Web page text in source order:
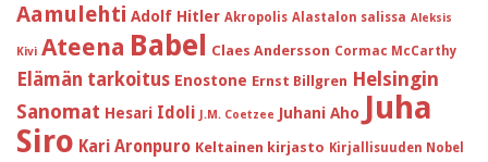
Aamulehti Adolf Hitler Akropolis Alastalon salissa Aleksis
Kivi Ateena Babel Claes Andersson Cormac McCarthy
Elämän tarkoitus Enostone Ernst Billgren Helsingin
Sanomat Hesari Idoli J.M. Coetzee Juhani Aho Juha
Siro Kari Aronpuro Keltainen kirjasto Kirjallisuuden Nobel